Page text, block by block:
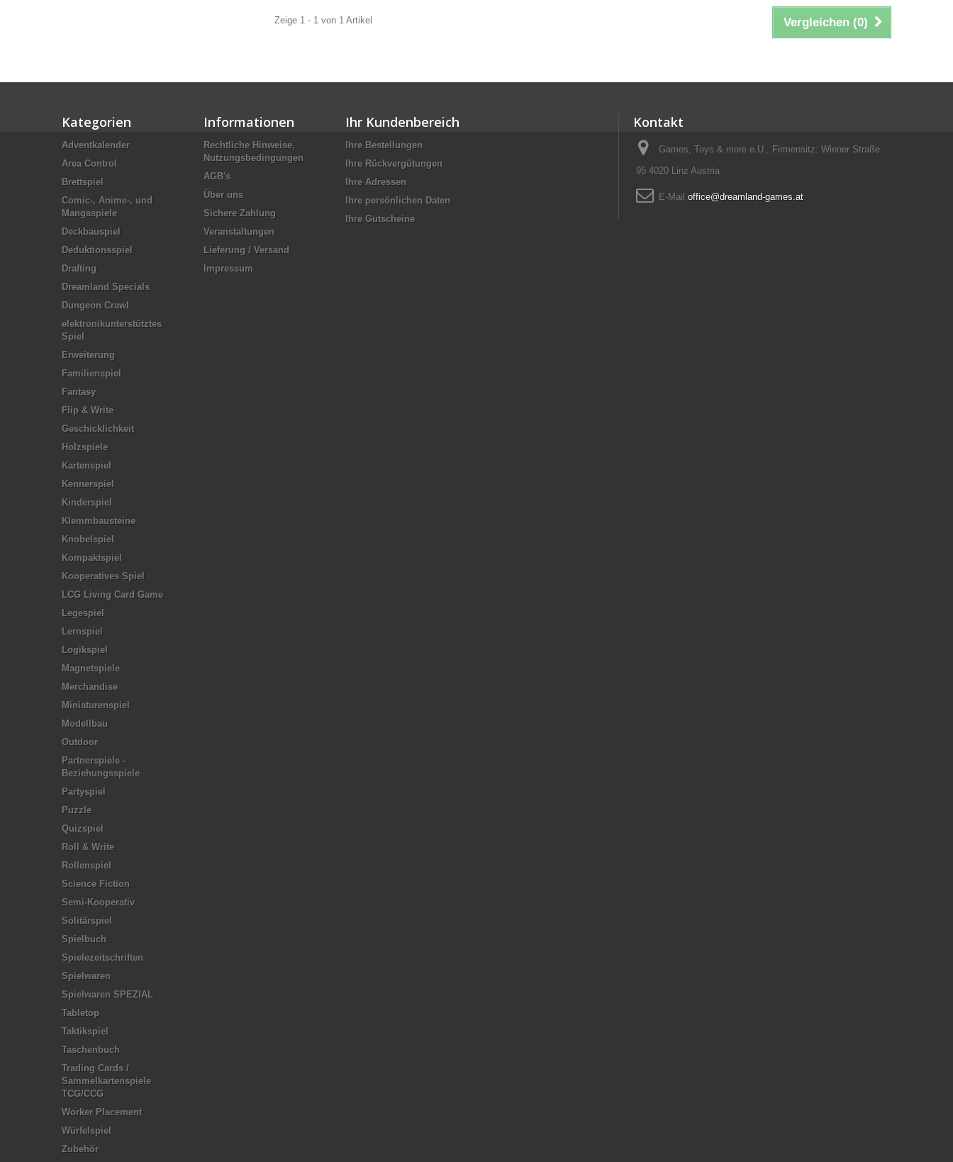
Vergleichen (0)
Zeige 1 - 1 von 1 Artikel
Kategorien
Adventkalender
Area Control
Brettspiel
Comic-, Anime-, und
Mangaspiele
Deckbauspiel
Deduktionsspiel
Drafting
Dreamland Specials
Dungeon Crawl
elektronikunterstütztes
Spiel
Erweiterung
Familienspiel
Fantasy
Flip & Write
Geschicklichkeit
Holzspiele
Kartenspiel
Kennerspiel
Kinderspiel
Klemmbausteine
Knobelspiel
Kompaktspiel
Kooperatives Spiel
LCG Living Card Game
Legespiel
Lernspiel
Logikspiel
Magnetspiele
Merchandise
Miniaturenspiel
Modellbau
Outdoor
Partnerspiele -
Beziehungsspiele
Partyspiel
Puzzle
Quizspiel
Roll & Write
Rollenspiel
Science Fiction
Semi-Kooperativ
Solitärspiel
Spielbuch
Spielezeitschriften
Spielwaren
Spielwaren SPEZIAL
Tabletop
Taktikspiel
Taschenbuch
Trading Cards /
Sammelkartenspiele
TCG/CCG
Worker Placement
Würfelspiel
Zubehör
Informationen
Rechtliche Hinweise,
Nutzungsbedingungen
AGB's
Über uns
Sichere Zahlung
Veranstaltungen
Lieferung / Versand
Impressum
Ihr Kundenbereich
Ihre Bestellungen
Ihre Rückvergütungen
Ihre Adressen
Ihre persönlichen Daten
Ihre Gutscheine
Kontakt
Games, Toys & more e.U., Firmensitz: Wiener Straße
95 4020 Linz Austria
E-Mail office@dreamland-games.at